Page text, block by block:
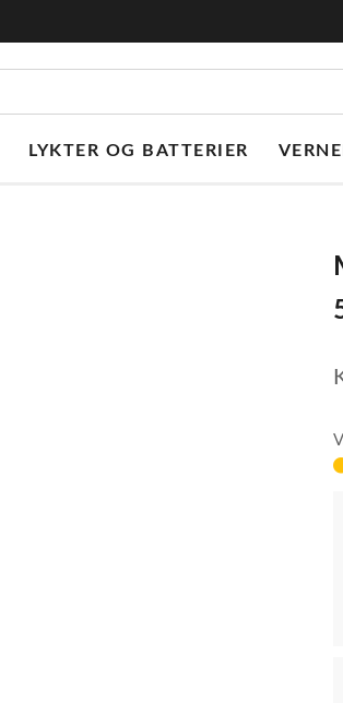
LYKTER OG BATTERIER